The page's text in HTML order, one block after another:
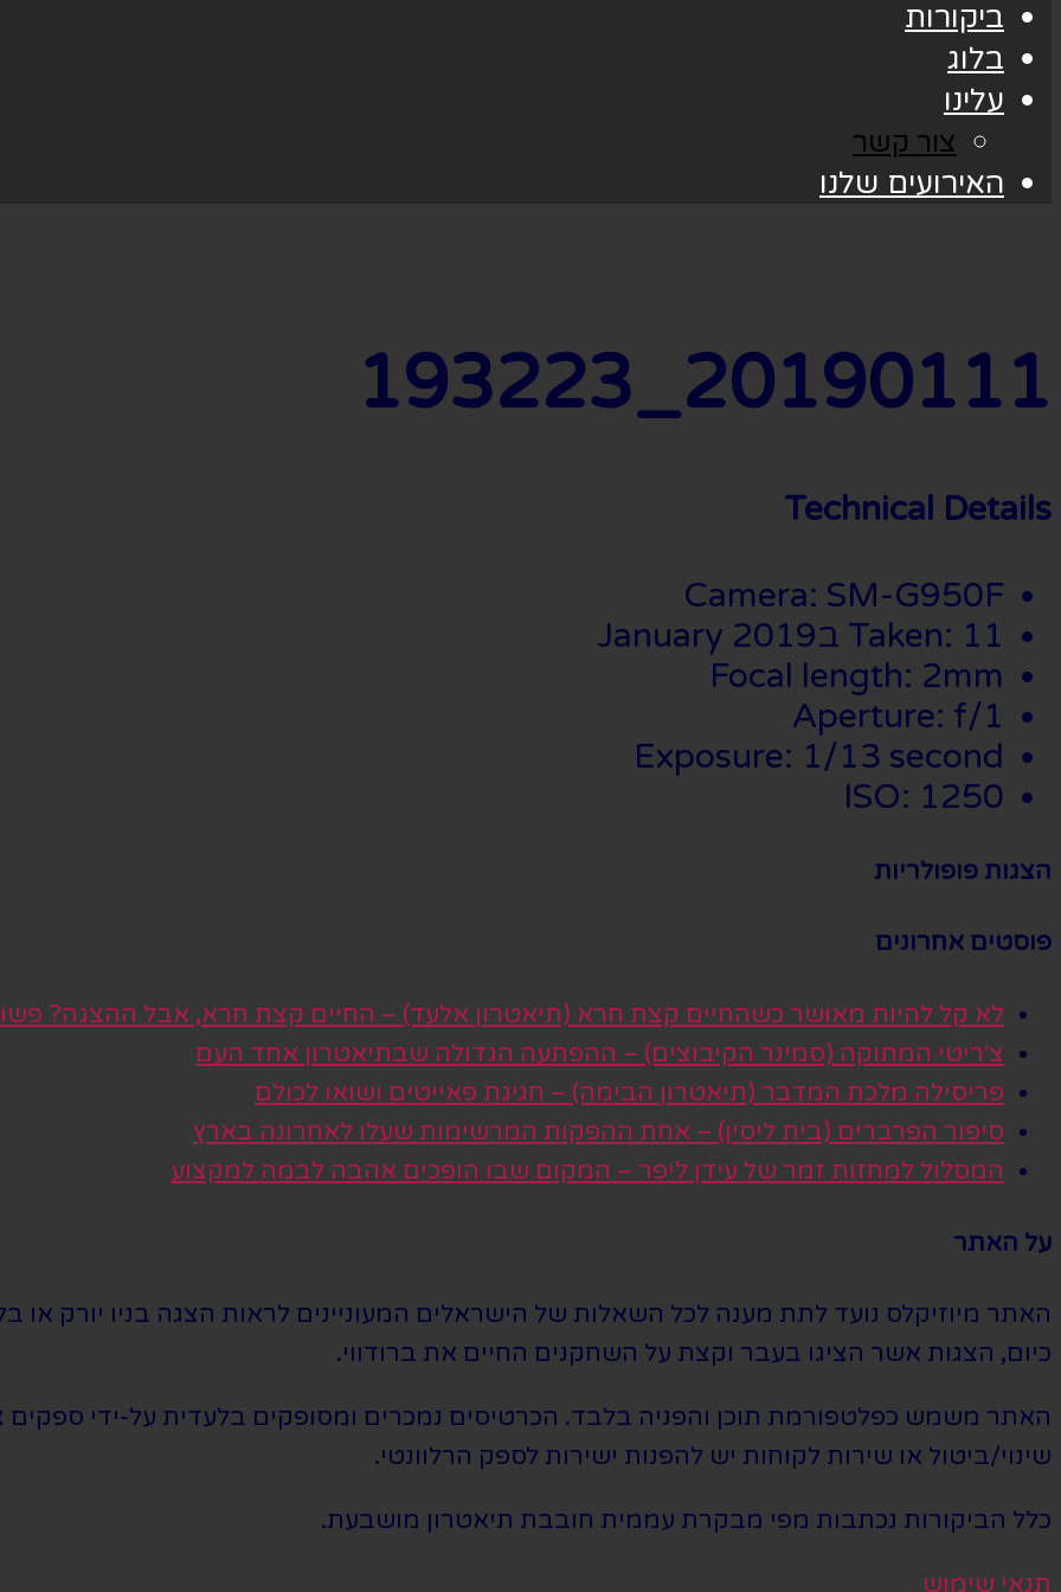
ביקורות
בלוג
עלינו
צור קשר
האירועים שלנו
20190111_193223
Technical Details
Camera: SM-G950F
Taken: 11 בJanuary 2019
Focal length: 2mm
Aperture: f/1
Exposure: 1/13 second
ISO: 1250
הצגות פופולריות
פוסטים אחרונים
לא קל להיות מאושר כשהחיים קצת חרא (תיאטרון אלעד) – החיים קצת חרא, אבל ההצגה?
צ׳ריטי המתוקה (סמינר הקיבוצים) – ההפתעה הגדולה שבתיאטרון אחד העם
פריסילה מלכת המדבר (תיאטרון הבימה) – חגיגת פאייטים ושואו לכולם
סיפור הפרברים (בית ליסין) – אחת ההפקות המרשימות שעלו לאחרונה בארץ
המסלול למחזות זמר של עידן ליפר – המקום שבו הופכים אהבה לבמה למקצוע
על האתר
האתר מיוזיקלס נועד לתת מענה לכל השאלות של הישראלים המעוניינים לראות הצגה בניו יורק או
כיום, הצגות אשר הציגו בעבר וקצת על השחקנים החיים את ברודווי.
האתר משמש כפלטפורמת תוכן והפניה בלבד. הכרטיסים נמכרים ומסופקים בלעדית על-ידי ספקים
שינוי/ביטול או שירות לקוחות יש להפנות ישירות לספק הרלוונטי.
כלל הביקורות נכתבות מפי מבקרת עממית חובבת תיאטרון מושבעת.
תנאי שימוש